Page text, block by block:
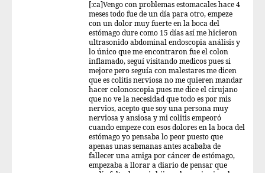
[:ca]Vengo con problemas estomacales hace 4
meses todo fue de un día para otro, empeze
con un dolor muy fuerte en la boca del
estómago dure como 15 días así me hicieron
ultrasonido abdominal endoscopia análisis y
lo único que me encontraron fue el colon
inflamado, seguí visitando medicos pues si
mejore pero seguía con malestares me dicen
que es colitis nerviosa no me quieren mandar
hacer colonoscopia pues me dice el cirujano
que no ve la necesidad que todo es por mis
nervios, acepto que soy una persona muy
nerviosa y ansiosa y mi colitis empeoró
cuando empeze con esos dolores en la boca del
estómago yo pensaba lo peor puesto que
apenas unas semanas antes acababa de
fallecer una amiga por cáncer de estómago,
empezaba a llorar a diario de pensar que